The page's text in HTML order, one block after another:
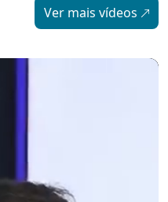
Ver mais vídeos